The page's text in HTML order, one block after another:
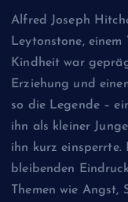
Alfred Joseph
Leytonstone,
Kindheit war
Erziehung und
so die Legende –
ihn als kleiner
ihn kurz einsperrte.
bleibenden
Themen wie Angst,